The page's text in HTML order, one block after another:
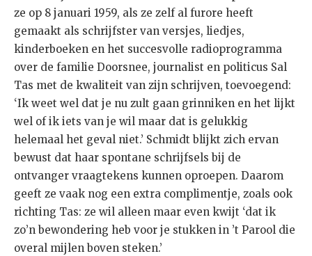
ze op 8 januari 1959, als ze zelf al furore heeft
gemaakt als schrijfster van versjes, liedjes,
kinderboeken en het succesvolle radioprogramma
over de familie Doorsnee, journalist en politicus Sal
Tas met de kwaliteit van zijn schrijven, toevoegend:
‘Ik weet wel dat je nu zult gaan grinniken en het lijkt
wel of ik iets van je wil maar dat is gelukkig
helemaal het geval niet.’ Schmidt blijkt zich ervan
bewust dat haar spontane schrijfsels bij de
ontvanger vraagtekens kunnen oproepen. Daarom
geeft ze vaak nog een extra complimentje, zoals ook
richting Tas: ze wil alleen maar even kwijt ‘dat ik
zo’n bewondering heb voor je stukken in ’t Parool die
overal mijlen boven steken.’